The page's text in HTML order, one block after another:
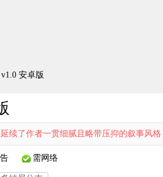
安卓版
贯细腻且略带压抑的叙事风格，本作
需网络